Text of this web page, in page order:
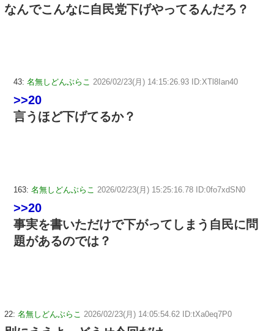
なんでこんなに自民党下げやってるんだろ？
43: 名無しどんぶらこ 2026/02/23(月) 14:15:26.93 ID:XTl8Ian40
>>20
言うほど下げてるか？
163: 名無しどんぶらこ 2026/02/23(月) 15:25:16.78 ID:0fo7xdSN0
>>20
事実を書いただけで下がってしまう自民に問
題があるのでは？
22: 名無しどんぶらこ 2026/02/23(月) 14:05:54.62 ID:tXa0eq7P0